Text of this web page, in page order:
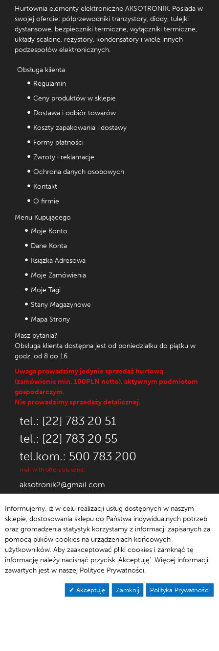
Hurtownia elementy elektroniczne AKSOTRONIK. Posiada w
swojej ofercie: półprzewodniki tranzystory, diody, tulejki
dystansowe, bezpieczniki termiczne, wyłączniki termiczne,
układy scalone, rezystory, kondensatory i wiele innych
podzespołów elektronicznych.
Obsługa klienta
Regulamin
Ceny produktów w sklepie
Dostawa i odbiór towarów
Koszty zapakowania i dostawy
Formy płatności
Zwroty i reklamacje
Ochrona danych osobowych
Kontakt
O firmie
Menu Kupującego
Moje Konto
Dane Konta
Książka Adresowa
Moje Zamówienia
Moje Tagi
Stany Magazynowe
Mapa Strony
Masz pytania?
Obsługa klienta dostępna jest od poniedziałku do piątku w
godz. od 8 do 16
Uwaga prowadzimy jedynie sprzedaż hurtową
(zamówienie min. 100PLN netto), aktywnym podmiotom
gospodarczym.
Nie prowadzimy sprzedaży detalicznej.
tel.: [22] 783 20 51
tel.: [22] 783 20 55
tel.kom.: 500 783 200
mail with offers pls send:
aksotronik2@gmail.com
© 1992-2021 Aksotronik.
Informujemy, iż w celu realizacji usług dostępnych w naszym
sklepie, dostosowania sklepu do Państwa indywidualnych potrzeb
oraz gromadzenia statystyk korzystamy z informacji zapisanych za
pomocą plików cookies na urządzeniach końcowych
użytkowników. Aby zaakceptować pliki cookies i zamknąć tę
informację należy nacisnąć przycisk 'Akceptuję'. Więcej informacji
zawartych jest w naszej Polityce Prywatności.
Akceptuję Zamknij Polityka Prywatności